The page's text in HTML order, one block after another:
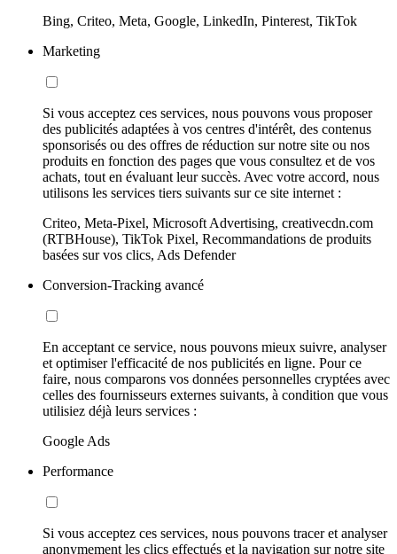
Bing, Criteo, Meta, Google, LinkedIn, Pinterest, TikTok
Marketing
Si vous acceptez ces services, nous pouvons vous proposer
des publicités adaptées à vos centres d'intérêt, des contenus
sponsorisés ou des offres de réduction sur notre site ou nos
produits en fonction des pages que vous consultez et de vos
achats, tout en évaluant leur succès. Avec votre accord, nous
utilisons les services tiers suivants sur ce site internet :
Criteo, Meta-Pixel, Microsoft Advertising, creativecdn.com
(RTBHouse), TikTok Pixel, Recommandations de produits
basées sur vos clics, Ads Defender
Conversion-Tracking avancé
En acceptant ce service, nous pouvons mieux suivre, analyser
et optimiser l'efficacité de nos publicités en ligne. Pour ce
faire, nous comparons vos données personnelles cryptées avec
celles des fournisseurs externes suivants, à condition que vous
utilisiez déjà leurs services :
Google Ads
Performance
Si vous acceptez ces services, nous pouvons tracer et analyser
anonymement les clics effectués et la navigation sur notre site